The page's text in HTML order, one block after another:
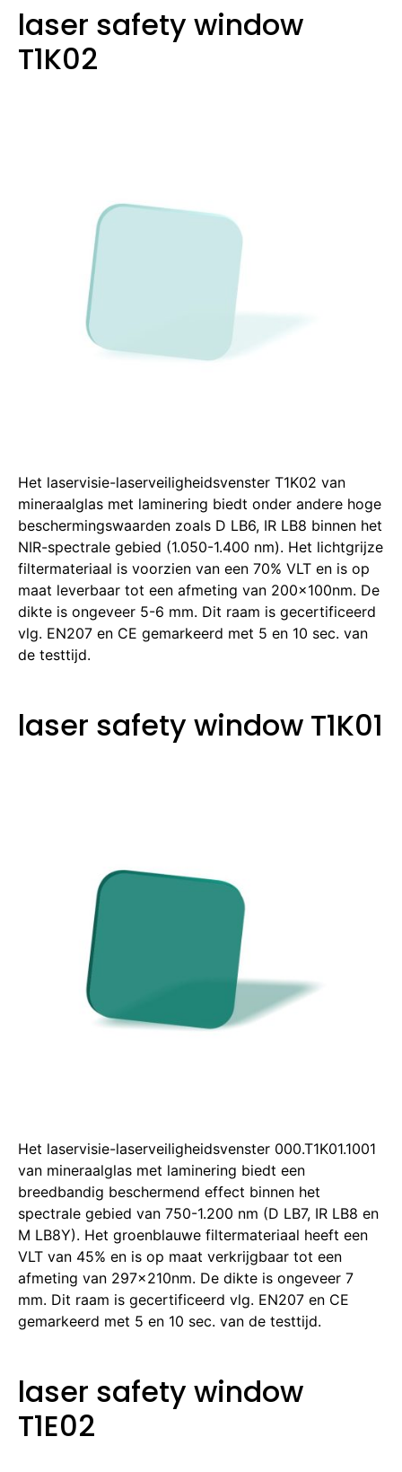
laser safety window
T1K02
Het laservisie-laserveiligheidsvenster T1K02 van
mineraalglas met laminering biedt onder andere hoge
beschermingswaarden zoals D LB6, IR LB8 binnen het
NIR-spectrale gebied (1.050-1.400 nm). Het lichtgrijze
filtermateriaal is voorzien van een 70% VLT en is op
maat leverbaar tot een afmeting van 200x100nm. De
dikte is ongeveer 5-6 mm. Dit raam is gecertificeerd
vlg. EN207 en CE gemarkeerd met 5 en 10 sec. van
de testtijd.
laser safety window T1K01
Het laservisie-laserveiligheidsvenster 000.T1K01.1001
van mineraalglas met laminering biedt een
breedbandig beschermend effect binnen het
spectrale gebied van 750-1.200 nm (D LB7, IR LB8 en
M LB8Y). Het groenblauwe filtermateriaal heeft een
VLT van 45% en is op maat verkrijgbaar tot een
afmeting van 297x210nm. De dikte is ongeveer 7
mm. Dit raam is gecertificeerd vlg. EN207 en CE
gemarkeerd met 5 en 10 sec. van de testtijd.
laser safety window
T1E02